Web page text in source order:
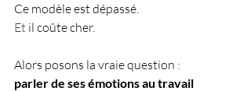
Ce modèle est dépassé.
Et il coûte cher.
Alors posons la vraie question :
parler de ses émotions au travail